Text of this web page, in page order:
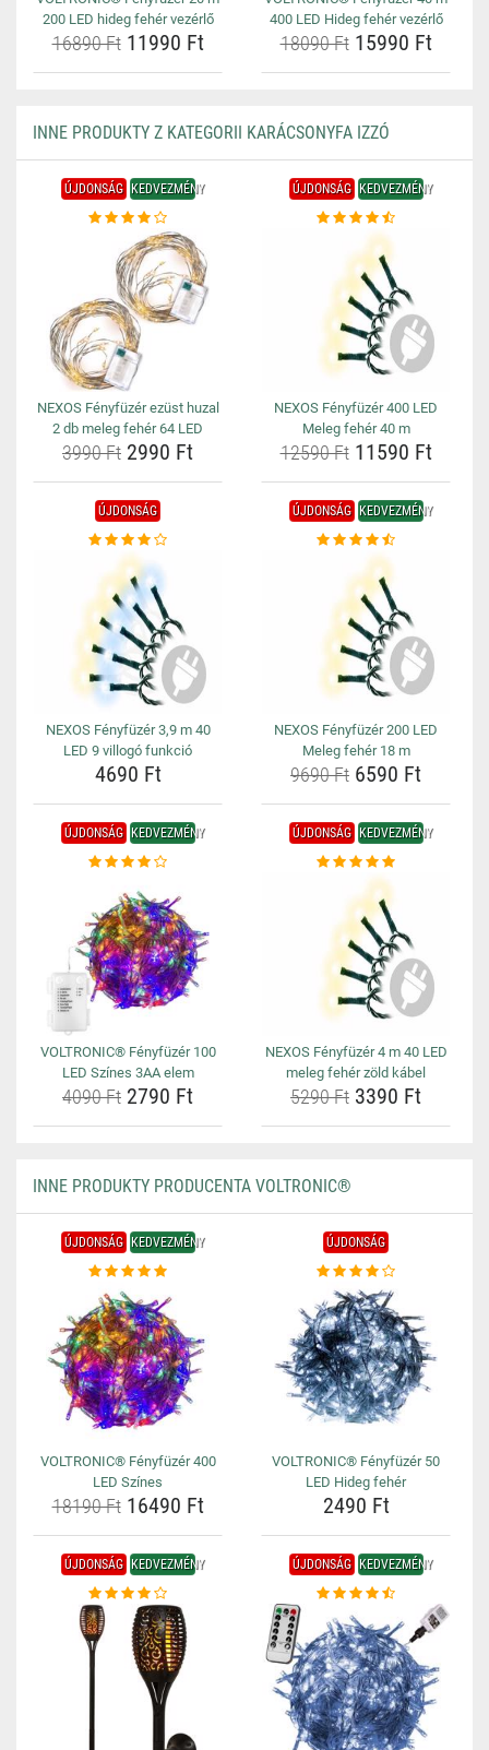
200 LED hideg fehér vezérlő
16890 Ft11990 Ft
400 LED Hideg fehér vezérlő
18090 Ft15990 Ft
INNE PRODUKTY Z KATEGORII KARÁCSONYFA IZZÓ
ÚJDONSÁG KEDVEZMÉNY
NEXOS Fényfüzér ezüst huzal
2 db meleg fehér 64 LED
3990 Ft 2990 Ft
ÚJDONSÁG KEDVEZMÉNY
NEXOS Fényfüzér 400 LED
Meleg fehér 40 m
12590 Ft11590 Ft
ÚJDONSÁG
NEXOS Fényfüzér 3,9 m 40
LED 9 villogó funkció
4690 Ft
ÚJDONSÁG KEDVEZMÉNY
NEXOS Fényfüzér 200 LED
Meleg fehér 18 m
9690 Ft 6590 Ft
ÚJDONSÁG KEDVEZMÉNY
VOLTRONIC® Fényfüzér 100
LED Színes 3AA elem
4090 Ft 2790 Ft
ÚJDONSÁG KEDVEZMÉNY
NEXOS Fényfüzér 4 m 40 LED
meleg fehér zöld kábel
5290 Ft 3390 Ft
INNE PRODUKTY PRODUCENTA VOLTRONIC®
ÚJDONSÁG KEDVEZMÉNY
VOLTRONIC® Fényfüzér 400
LED Színes
18190 Ft16490 Ft
ÚJDONSÁG
VOLTRONIC® Fényfüzér 50
LED Hideg fehér
2490 Ft
ÚJDONSÁG KEDVEZMÉNY ÚJDONSÁG KEDVEZMÉNY